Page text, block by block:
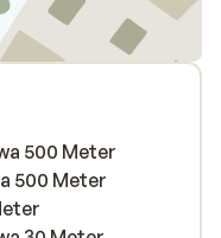
500 Meter
500 Meter